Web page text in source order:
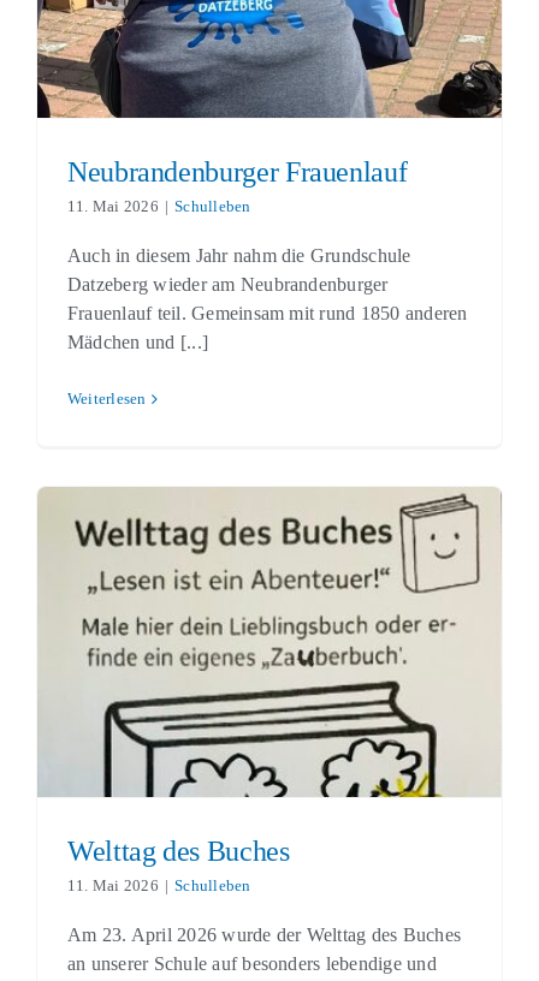
Neubrandenburger Frauenlauf
11. Mai 2026 | Schulleben
Auch in diesem Jahr nahm die Grundschule
Datzeberg wieder am Neubrandenburger
Frauenlauf teil. Gemeinsam mit rund 1850 anderen
Mädchen und [...]
Weiterlesen
Welttag des Buches
Schulleben
Welttag des Buches
11. Mai 2026 | Schulleben
Am 23. April 2026 wurde der Welttag des Buches
an unserer Schule auf besonders lebendige und